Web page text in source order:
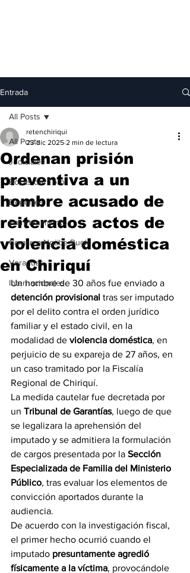
Entrada
All Posts
Judiciales
Bocas del Toro
Deportes
Entretenimiento
Comarca Ngäbe-Buglé
Veraguas
Internacionales
All Posts
Ordenan prisión
preventiva a un
hombre acusado de
reiterados actos de
violencia doméstica
en Chiriquí
retenchiriqui
23 dic 2025 2 min de lectura
Un hombre de 30 años fue enviado a
detención provisional tras ser imputado
por el delito contra el orden jurídico
familiar y el estado civil, en la
modalidad de violencia doméstica, en
perjuicio de su expareja de 27 años, en
un caso tramitado por la Fiscalía
Regional de Chiriquí.
La medida cautelar fue decretada por
un Tribunal de Garantías, luego de que
se legalizara la aprehensión del
imputado y se admitiera la formulación
de cargos presentada por la Sección
Especializada de Familia del Ministerio
Público, tras evaluar los elementos de
convicción aportados durante la
audiencia.
De acuerdo con la investigación fiscal,
el primer hecho ocurrió cuando el
imputado presuntamente agredió
físicamente a la víctima, provocándole